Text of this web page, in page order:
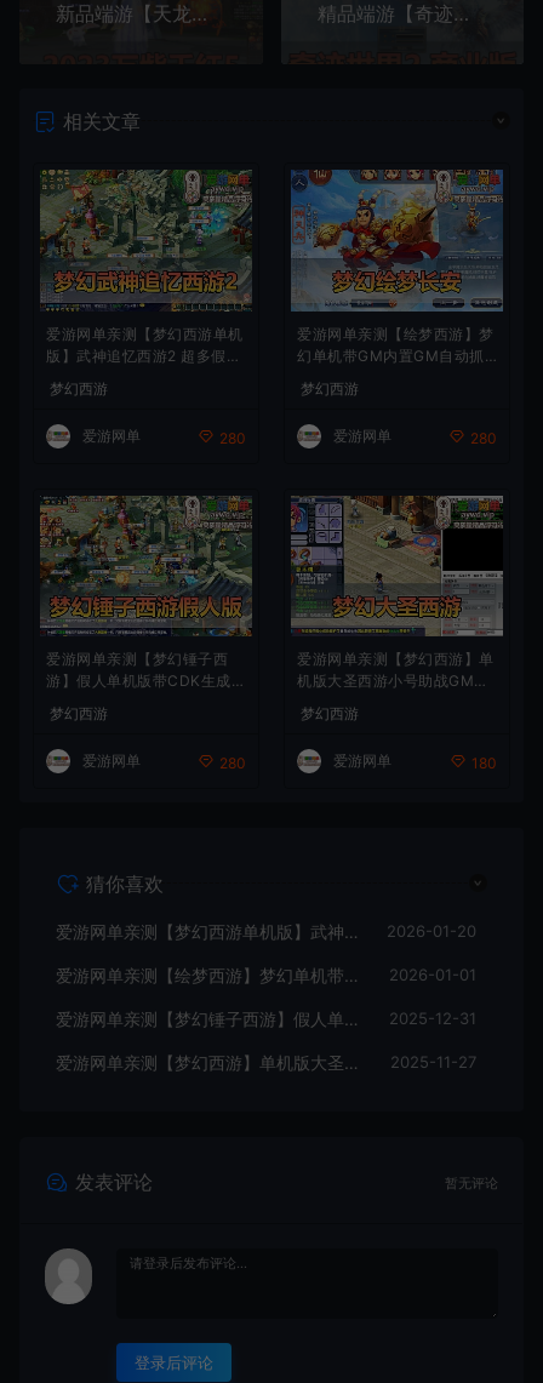
新品端游【天龙八部】万紫千红5虚拟机一键端内置GM加网页GM视频安装教程
精品端游【奇迹世界2】2023最新整合单机版15技能钻石星魂附魔梦幻之翼GM工具视频安装教程虚拟机一键端
相关文章
爱游网单亲测【梦幻西游单机
版】武神追忆西游2 超多假人
值 一键启动 视频安装教学
梦幻西游
爱游网单 280
爱游网单亲测【绘梦西游】梦
幻单机带GM内置GM自动抓
装教学
梦幻西游
爱游网单 280
爱游网单亲测【梦幻锤子西
游】假人单机版带CDK生成兑
换自动抓鬼无限抽奖 仙玉 一
键启动视频安装教学
梦幻西游
爱游网单 280
爱游网单亲测【梦幻西游】单
机版大圣西游小号助战GM后
台装备定制免虚拟机一键启动
视频安装教学
梦幻西游
爱游网单 180
猜你喜欢
爱游网单亲测【梦幻西游单机版】武神追忆西游2 超多假人 一键多开助战 带CDK生成充值 一键启动 视频安装教学 2026-01-20
爱游网单亲测【绘梦西游】梦幻单机带GM内置GM自动抓鬼助战免虚拟机一键端视频安装教学 2026-01-01
爱游网单亲测【梦幻锤子西游】假人单机版带CDK生成兑换自动抓鬼无限抽奖 仙玉 一键启动视频安装教学 2025-12-31
爱游网单亲测【梦幻西游】单机版大圣西游小号助战GM后台装备定制免虚拟机一键启动视频安装教学 2025-11-27
发表评论 暂无评论
登录后评论